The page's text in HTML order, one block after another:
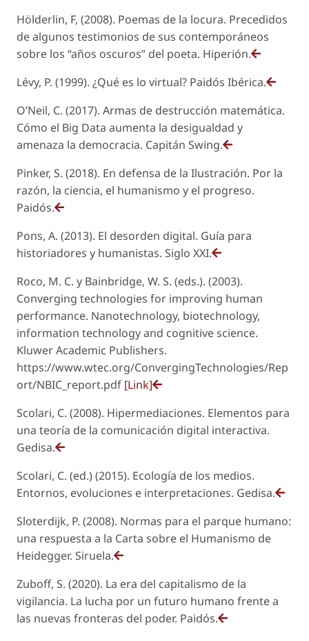
Hölderlin, F, (2008). Poemas de la locura. Precedidos
de algunos testimonios de sus contemporáneos
sobre los “años oscuros” del poeta. Hiperión.
Lévy, P. (1999). ¿Qué es lo virtual? Paidós Ibérica.
O’Neil, C. (2017). Armas de destrucción matemática.
Cómo el Big Data aumenta la desigualdad y
amenaza la democracia. Capitán Swing.
Pinker, S. (2018). En defensa de la Ilustración. Por la
razón, la ciencia, el humanismo y el progreso.
Paidós.
Pons, A. (2013). El desorden digital. Guía para
historiadores y humanistas. Siglo XXI.
Roco, M. C. y Bainbridge, W. S. (eds.). (2003).
Converging technologies for improving human
performance. Nanotechnology, biotechnology,
information technology and cognitive science.
Kluwer Academic Publishers.
https://www.wtec.org/ConvergingTechnologies/Rep
ort/NBIC_report.pdf [Link]
Scolari, C. (2008). Hipermediaciones. Elementos para
una teoría de la comunicación digital interactiva.
Gedisa.
Scolari, C. (ed.) (2015). Ecología de los medios.
Entornos, evoluciones e interpretaciones. Gedisa.
Sloterdijk, P. (2008). Normas para el parque humano:
una respuesta a la Carta sobre el Humanismo de
Heidegger. Siruela.
Zuboff, S. (2020). La era del capitalismo de la
vigilancia. La lucha por un futuro humano frente a
las nuevas fronteras del poder. Paidós.